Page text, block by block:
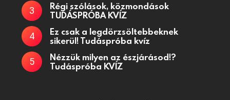
Régi szólások, közmondások
TUDÁSPRÓBA KVÍZ
Ez csak a legdörzsöltebbeknek
sikerül! Tudáspróba kvíz
Nézzük milyen az észjárásod!?
Tudáspróba KVÍZ